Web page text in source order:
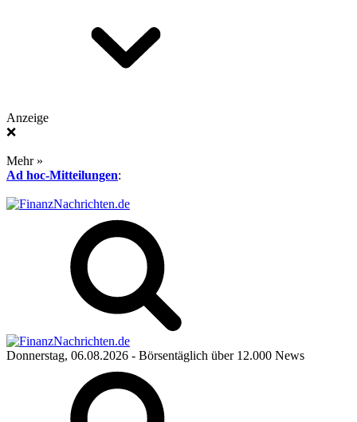
Anzeige
❌
Mehr »
Ad hoc-Mitteilungen:
Donnerstag, 06.08.2026 - Börsentäglich über 12.000 News